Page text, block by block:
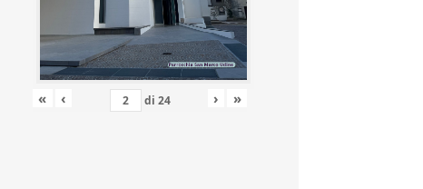
« ‹ di 24 › »